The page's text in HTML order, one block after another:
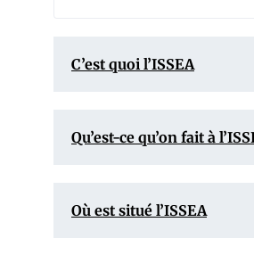
C’est quoi l’ISSEA
Qu’est-ce qu’on fait à
Où est situé l’ISSEA